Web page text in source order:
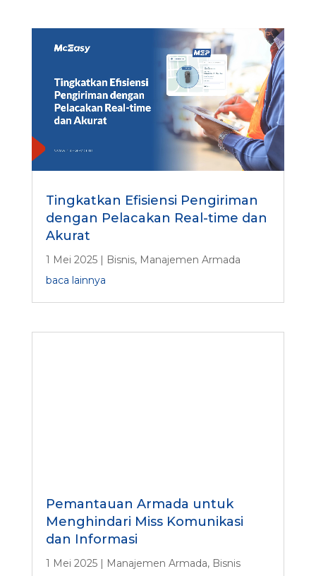
Tingkatkan Efisiensi Pengiriman
dengan Pelacakan Real-time dan
Akurat
1 Mei 2025| Bisnis, Manajemen Armada
baca lainnya
Pemantauan Armada untuk
Menghindari Miss Komunikasi
dan Informasi
1 Mei 2025| Manajemen Armada, Bisnis